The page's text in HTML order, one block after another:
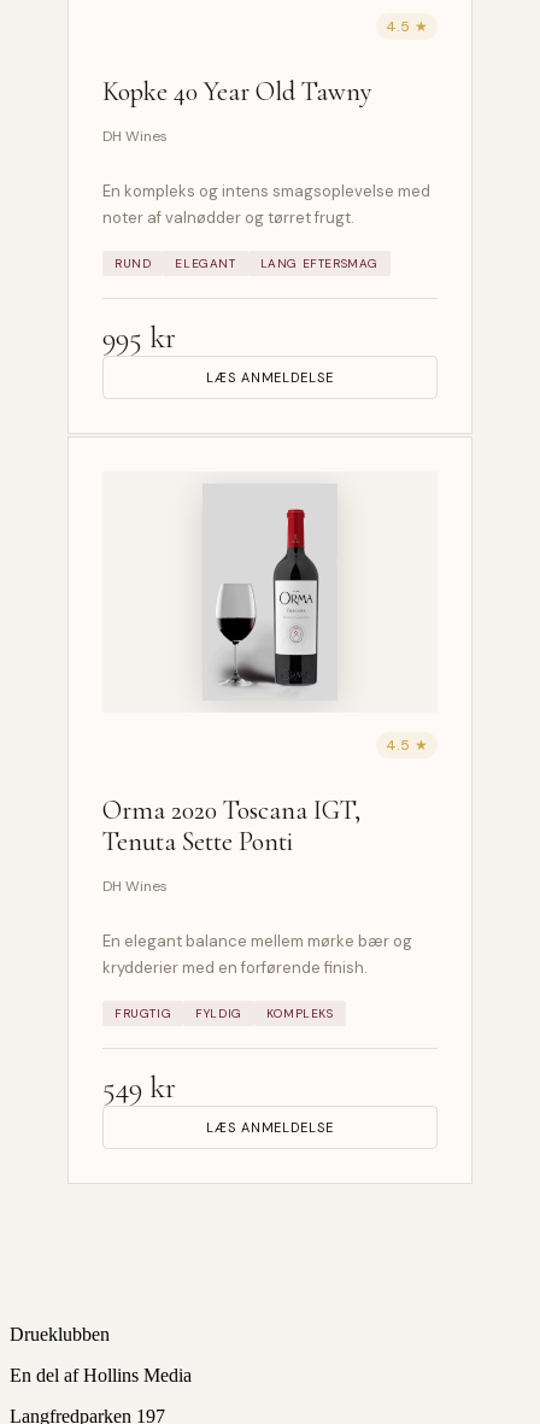
4.5 ★
Kopke 40 Year Old Tawny
DH Wines
En kompleks og intens smagsoplevelse med
noter af valnødder og tørret frugt.
RUND ELEGANT LANG EFTERSMAG
995 kr
LÆS ANMELDELSE
4.5 ★
Orma 2020 Toscana IGT,
Tenuta Sette Ponti
DH Wines
En elegant balance mellem mørke bær og
krydderier med en forførende finish.
FRUGTIG FYLDIG KOMPLEKS
549 kr
LÆS ANMELDELSE
Drueklubben
En del af Hollins Media
Langfredparken 197